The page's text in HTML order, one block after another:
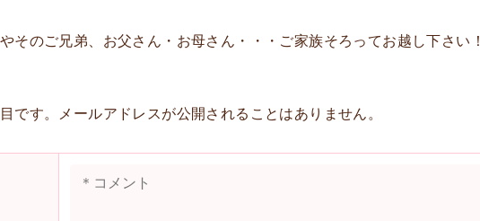
そのご兄弟、お父さん・お母さん・・・ご家族そろってお越し下さい！
です。メールアドレスが公開されることはありません。